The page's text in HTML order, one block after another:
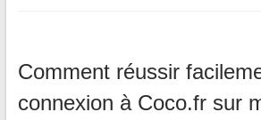
Comment réussir
connexion à Coco.fr sur